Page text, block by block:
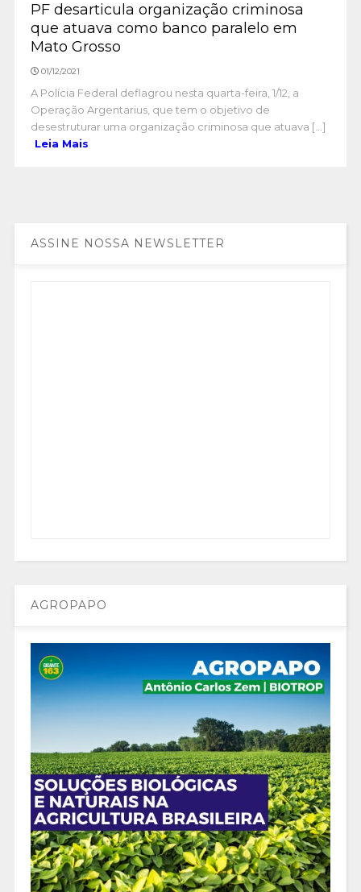
PF desarticula organização criminosa
que atuava como banco paralelo em
Mato Grosso
01/12/2021
A Polícia Federal deflagrou nesta quarta-feira, 1/12, a
Operação Argentarius, que tem o objetivo de
desestruturar uma organização criminosa que atuava [...]
Leia Mais
ASSINE NOSSA NEWSLETTER
AGROPAPO